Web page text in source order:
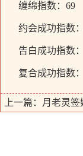
缠绵指数：69
约会成功指数
告白成功指数
复合成功指数
上一篇： 月老灵